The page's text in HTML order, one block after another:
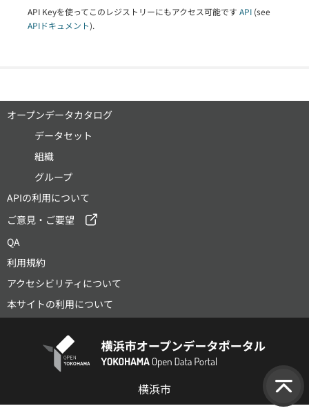
API Keyを使ってこのレジストリーにもアクセス可能です API (see
APIドキュメント).
オープンデータカタログ
データセット
組織
グループ
APIの利用について
ご意見・ご要望
QA
利用規約
アクセシビリティについて
本サイトの利用について
横浜市